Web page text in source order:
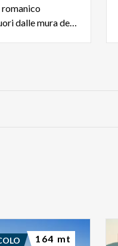
romanico
comasco. Si trova fuori dalle mura della città, sul lato di Monte Croce
164 mt